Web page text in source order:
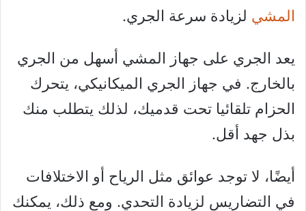
المشي لزيادة سرعة الجري.
يعد الجري على جهاز المشي أسهل من الجري
بالخارج. في جهاز الجري الميكانيكي، يتحرك
الحزام تلقائيا تحت قدميك، لذلك يتطلب منك
بذل جهد أقل.
أيضًا، لا توجد عوائق مثل الرياح أو الاختلافات
في التضاريس لزيادة التحدي. ومع ذلك، يمكنك